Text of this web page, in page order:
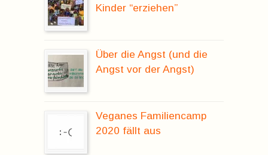
Kinder “erziehen”
Über die Angst (und die
Angst vor der Angst)
Veganes Familiencamp
2020 fällt aus